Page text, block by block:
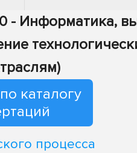
- Информатика,
каталогу
процесса